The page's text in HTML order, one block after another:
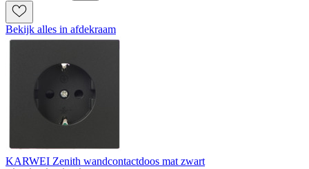
Bekijk alles in afdekraam
KARWEI Zenith wandcontactdoos mat zwart